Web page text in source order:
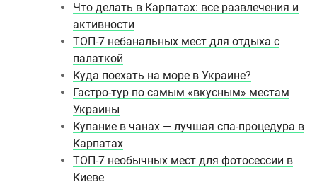
Что делать в Карпатах: все развлечения и
активности
ТОП-7 небанальных мест для отдыха с
палаткой
Куда поехать на море в Украине?
Гастро-тур по самым «вкусным» местам
Украины
Купание в чанах — лучшая спа-процедура в
Карпатах
ТОП-7 необычных мест для фотосессии в
Киеве